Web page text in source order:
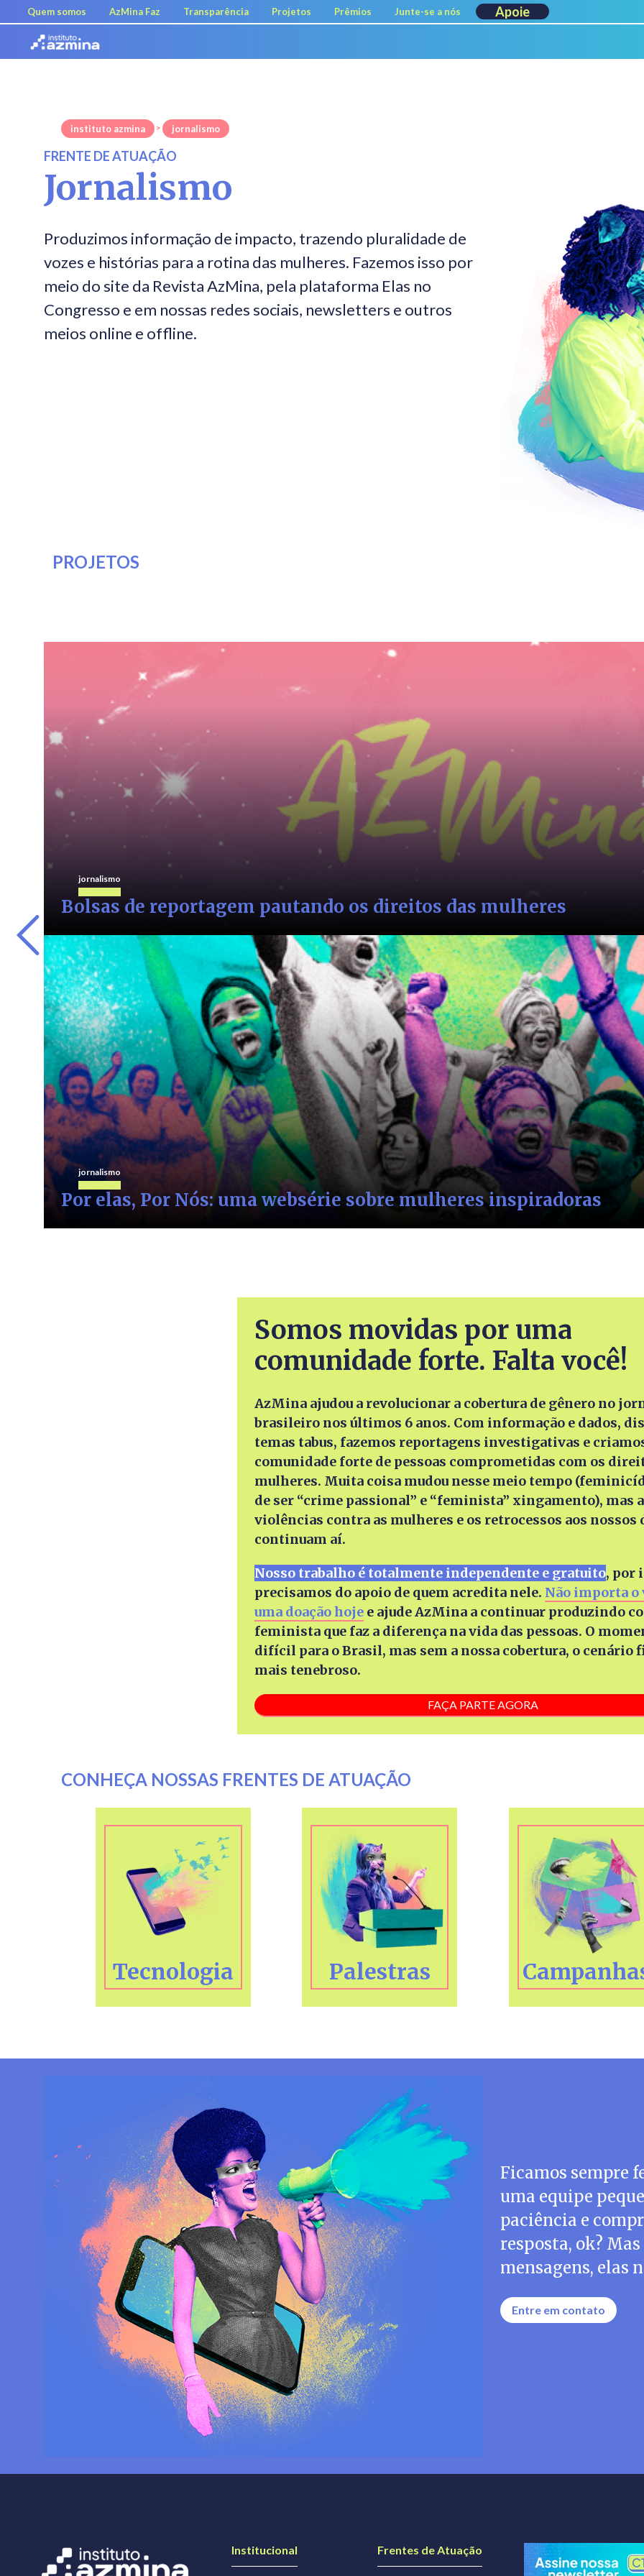
Quem somos AzMina Faz Transparência Projetos Prêmios Junte-se a nós Apoie
instituto azmina > jornalismo
FRENTE DE ATUAÇÃO
Jornalismo
Produzimos informação de impacto, trazendo pluralidade de
vozes e histórias para a rotina das mulheres. Fazemos isso por
meio do site da Revista AzMina, pela plataforma Elas no
Congresso e em nossas redes sociais, newsletters e outros
meios online e offline.
PROJETOS
Aborto e Democracia
Série de reportagens e Mapa mostram como barreiras e retrocessos(...)
jornalismo
Gênero e raça no Congresso
jornalismo
Olha o que ela fez!
Newsletter de divulgação científica com recorte de gênero tem apoio(...)
jornalismo
Mapa do
Somos movidas por uma
comunidade forte. Falta você!
AzMina ajudou a revolucionar a cobertura de gênero no jornalismo
brasileiro nos últimos 6 anos. Com informação e dados,
temas tabus, fazemos reportagens investigativas e
comunidade forte de pessoas comprometidas com os
mulheres. Muita coisa mudou nesse meio tempo
de ser “crime passional” e “feminista” xingamento), mas
violências contra as mulheres e os retrocessos aos
continuam aí.
Nosso trabalho é totalmente independente e gratuito, por
precisamos do apoio de quem acredita nele. Não importa o
uma doação hojee ajude AzMina a continuar produzindo
feminista que faz a diferença na vida das pessoas. O
difícil para o Brasil, mas sem a nossa cobertura, o cenário
mais tenebroso.
FAÇA PARTE AGORA
CONHEÇA NOSSAS FRENTES DE ATUAÇÃO
Tecnologia Palestras
Ficamos sempre
uma equipe
paciência e
resposta, ok?
mensagens, elas
Entre em contato
Institucional Frentes de Atuação